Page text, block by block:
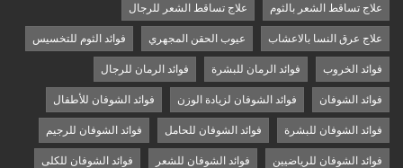
علاج تساقط الشعر بالثوم علاج تساقط الشعر للرجال
علاج عرق النسا بالاعشاب عيوب الحقن المجهري فوائد الثوم للتخسيس
فوائد الخروب فوائد الرمان للبشرة فوائد الرمان للرجال
فوائد الشوفان فوائد الشوفان لزيادة الوزن فوائد الشوفان للأطفال
فوائد الشوفان للبشرة فوائد الشوفان للحامل فوائد الشوفان للرجيم
فوائد الشوفان للرياضيين فوائد الشوفان للشعر فوائد الشوفان للكلى